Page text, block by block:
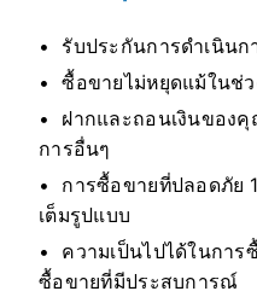
รับประกันการดำเนินก
ซื้อขายไม่หยุดแม้ในช่
ฝากและถอนเงินของ
การอื่นๆ
การซื้อขายที่ปลอดภัย
เต็มรูปแบบ
ความเป็นไปได้ในกา
ซื้อขายที่มีประสบการณ์